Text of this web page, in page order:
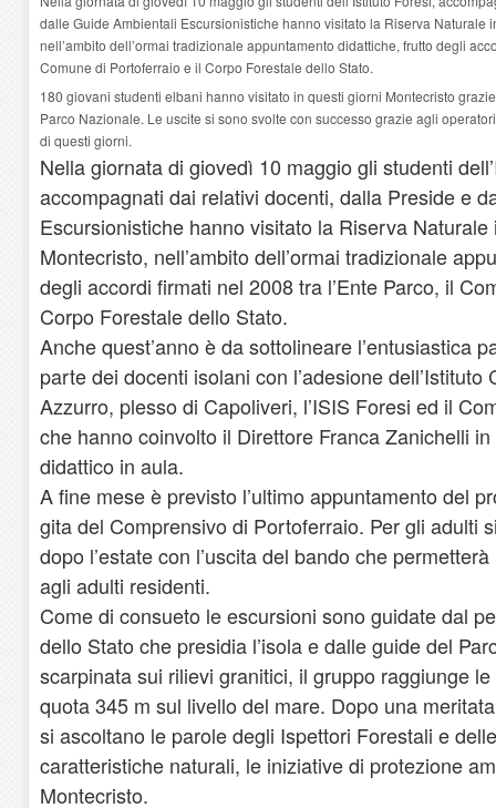
dalle Guide Ambientali Escursionistiche hanno visitato la Riserva Naturale
nell’ambito dell’ormai tradizionale appuntamento didattiche, frutto degli
Comune di Portoferraio e il Corpo Forestale dello Stato.
180 giovani studenti elbani hanno visitato in questi giorni Montecristo
Parco Nazionale. Le uscite si sono svolte con successo grazie agli
di questi giorni.
Nella giornata di giovedì 10 maggio gli studenti
accompagnati dai relativi docenti, dalla Preside e
Escursionistiche hanno visitato la Riserva Naturale
Montecristo, nell’ambito dell’ormai tradizionale
degli accordi firmati nel 2008 tra l’Ente Parco, il
Corpo Forestale dello Stato.
Anche quest’anno è da sottolineare l’entusiastica
parte dei docenti isolani con l’adesione
Azzurro, plesso di Capoliveri, l’ISIS Foresi ed il
che hanno coinvolto il Direttore Franca Zanichelli
didattico in aula.
A fine mese è previsto l’ultimo appuntamento del
gita del Comprensivo di Portoferraio. Per gli adulti
dopo l’estate con l’uscita del bando che
agli adulti residenti.
Come di consueto le escursioni sono guidate dal
dello Stato che presidia l’isola e dalle guide del
scarpinata sui rilievi granitici, il gruppo raggiunge
quota 345 m sul livello del mare. Dopo una
si ascoltano le parole degli Ispettori Forestali e
caratteristiche naturali, le iniziative di protezione
Montecristo.